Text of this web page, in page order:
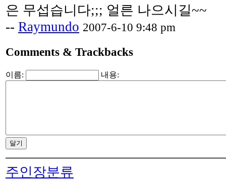
은 무섭습니다;;; 얼른 나으시길~~
-- Raymundo 2007-6-10 9:48 pm
Comments & Trackbacks
이름: 내용:
주인장분류